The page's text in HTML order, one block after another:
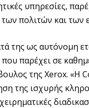
υπηρεσίες,
πολιτών και των
της ως αυτόνομη
παρέχει σε
της Xerox. «Η
της ισχυρής